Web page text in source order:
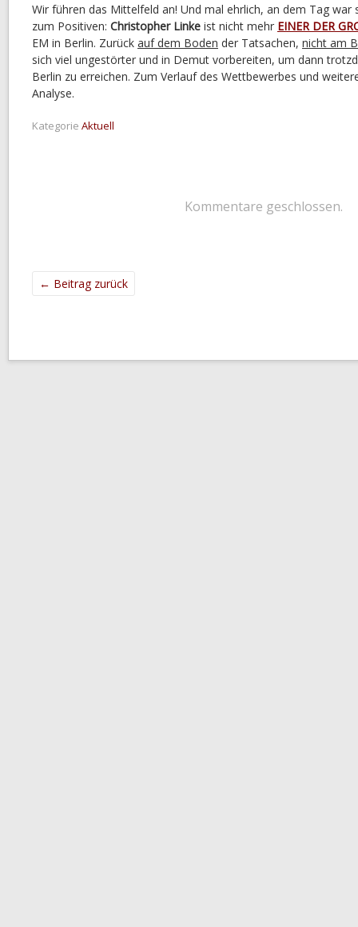
Wir führen das Mittelfeld an! Und mal ehrlich, an dem Tag war
zum Positiven: Christopher Linke ist nicht mehr EINER DER
EM in Berlin. Zurück auf dem Boden der Tatsachen, nicht am
sich viel ungestörter und in Demut vorbereiten, um dann
Berlin zu erreichen. Zum Verlauf des Wettbewerbes und
Analyse.
Kategorie Aktuell
Kommentare geschlossen.
← Beitrag zurück